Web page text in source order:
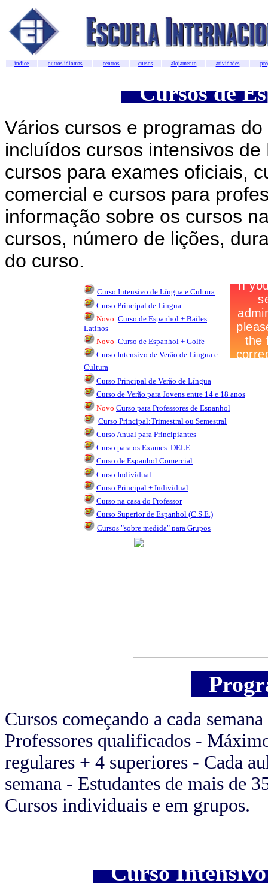
índice outros idiomas centros cursos alojamento atividades
Cursos de
Vários cursos e programas
incluídos cursos intensivos
cursos para exames oficiais,
comercial e cursos para
informação sobre os cursos
cursos, número de lições,
do curso.
Curso Intensivo de Língua e Cultura
Curso Principal de Língua
Novo Curso de Espanhol + Bailes
Latinos
Novo Curso de Espanhol + Golfe
Curso Intensivo de Verão de Língua e
Cultura
Curso Principal de Verão de Língua
Curso de Verão para Jovens entre 14 e 18 anos
Novo Curso para Professores de Espanhol
Curso Principal:Trimestral ou Semestral
Curso Anual para Principiantes
Curso para os Exames DELE
Curso de Espanhol Comercial
Curso Individual
Curso Principal + Individual
Curso na casa do Professor
Curso Superior de Espanhol (C.S.E.)
Cursos "sobre medida" para Grupos
Cursos começando a cada
Professores qualificados -
regulares + 4 superiores - Cada
semana - Estudantes de mais de
Cursos individuais e em grupos.
Curso Intensivo